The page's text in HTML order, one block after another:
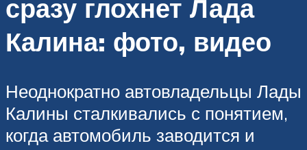
сразу глохнет Лада
Калина: фото, видео
Неоднократно автовладельцы Лады
Калины сталкивались с понятием,
когда автомобиль заводится и